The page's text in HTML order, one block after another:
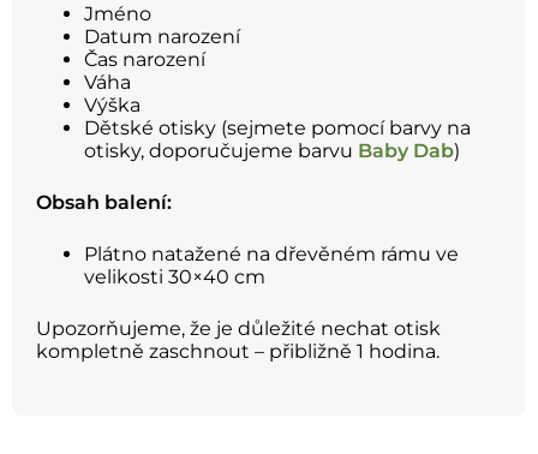
Jméno
Datum narození
Čas narození
Váha
Výška
Dětské otisky (sejmete pomocí barvy na
otisky, doporučujeme barvu Baby Dab)
Obsah balení:
Plátno natažené na dřevěném rámu ve
velikosti 30×40 cm
Upozorňujeme, že je důležité nechat otisk
kompletně zaschnout – přibližně 1 hodina.